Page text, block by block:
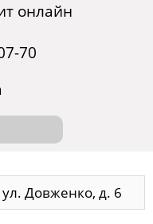
онлайн
70
ул. Довженко, д. 6